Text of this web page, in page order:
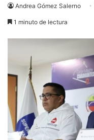
Andrea Gómez Salerno
1 minuto de lectura